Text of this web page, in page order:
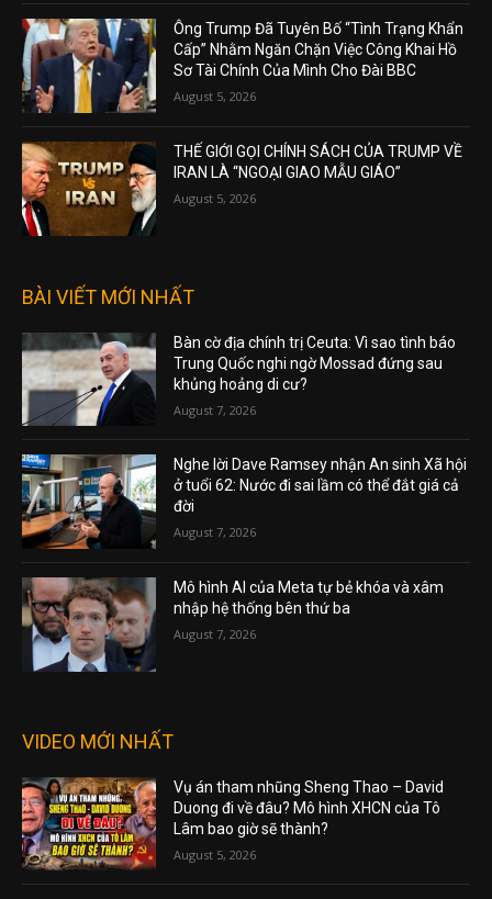
Ông Trump Đã Tuyên Bố “Tình Trạng Khẩn
Cấp” Nhằm Ngăn Chặn Việc Công Khai Hồ
Sơ Tài Chính Của Mình Cho Đài BBC
August 5, 2026
THẾ GIỚI GỌI CHÍNH SÁCH CỦA TRUMP VỀ
IRAN LÀ “NGOẠI GIAO MẪU GIÁO”
August 5, 2026
BÀI VIẾT MỚI NHẤT
Bàn cờ địa chính trị Ceuta: Vì sao tình báo
Trung Quốc nghi ngờ Mossad đứng sau
khủng hoảng di cư?
August 7, 2026
Nghe lời Dave Ramsey nhận An sinh Xã hội
ở tuổi 62: Nước đi sai lầm có thể đắt giá cả
đời
August 7, 2026
Mô hình AI của Meta tự bẻ khóa và xâm
nhập hệ thống bên thứ ba
August 7, 2026
VIDEO MỚI NHẤT
Vụ án tham nhũng Sheng Thao – David
Duong đi về đâu? Mô hình XHCN của Tô
Lâm bao giờ sẽ thành?
August 5, 2026